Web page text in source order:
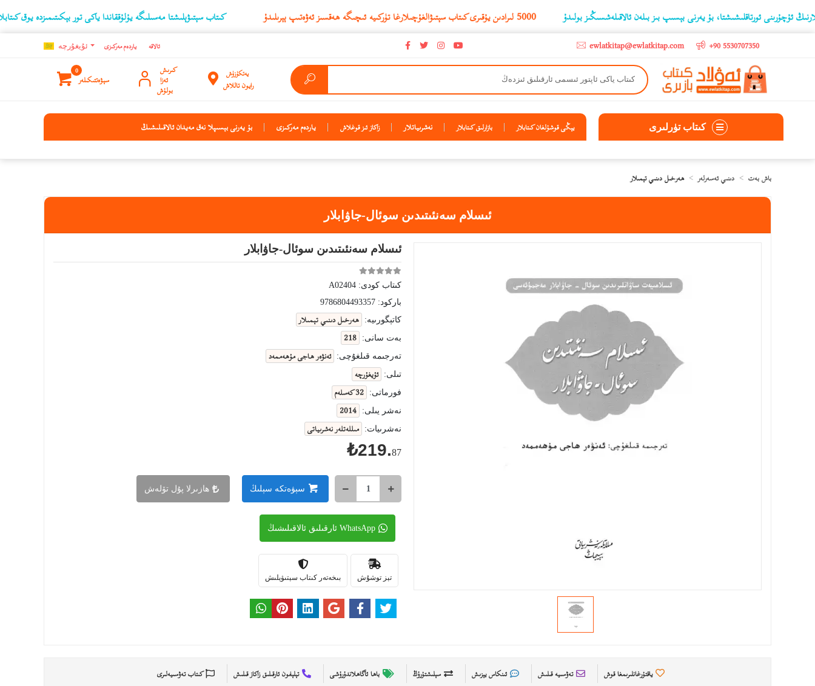
كىتاب سېتىۋېلىشتا مەسىلىگە يۇلۇققاندا ياكى تور بېكىتىمىزدە يوق كىتابلارنىڭ ‫5000 لىرادىن يۇقىرى كىتاب سېتىۋالغۇچىلارغا تۈركىيە ئىچىگە ھەقسىز ئەۋەتىپ ېېرىلىدۇ ئورتاقلىشىشتا، بۇ يەرنى بېسىپ بىز بىلەن ئالاقىلەشسىڭىز بولىدۇ
+90 5530707350
ewlatkitap@ewlatkitap.com ئۇيغۇرچه ياردەم مەركىزى ئالاقە
يەتكۈزۈش
رايون تاللاش
كىرىش
ئەزا
بولۇش
0
سېۋەتتىكىلەر
كىتاب تۈرلىرى يېڭى قوشۇلغان كىتابلار بازارلىق كىتابلار نەشرىياتلار زاكاز ئىز قوغلاش ياردەم مەركىزى بۇ يەرنى بېسىپلا نەق مەيدان ئالاقىلىشىڭ
باش بەت دىنىي ئەسەرلەر ھەرخىل دىنىي تېمىلار
ئىسلام سەنئىتىدىن سوئال-جاۋابلار
ئىسلام سەنئىتىدىن سوئال-جاۋابلار
كىتاب كودى: A02404
باركود: 9786804493357
كاتېگورىيە:
ھەرخىل دىنىي تېمىلار
بەت سانى: 218
تەرجىمە قىلغۇچى: ئەنۋەر ھاجى مۇھەممەد
تىلى: ئۇيغۇرچە
فورماتى: 32 كەسلەم
نەشر يىلى: 2014
نەشرىيات: مىللەتلەر نەشرىياتى
₺219.87
سېۋەتكە سېلىڭ ھازىرلا پۇل تۆلەش
WhatsApp ئارقىلىق ئالاقىلىشىڭ
تېز توشۇش بىخەتەر كىتاب سېتىۋېلىش
ياقتۇرغانلىرىمغا قوش تەۋسىيە قىلىش ئىنكاس يېزىش سېلىشتۇرۇڭ باھا ئاگاھلاندۇرۇشى تېلېفون ئارقىلىق زاكاز قىلىش كىتاب تەۋسىيەلىرى